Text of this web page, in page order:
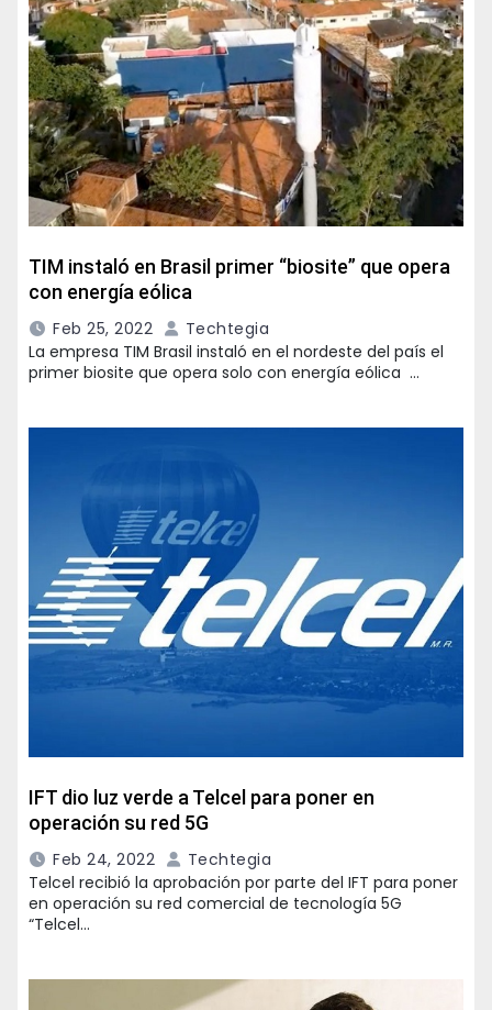
TIM instaló en Brasil primer “biosite” que opera
con energía eólica
Feb 25, 2022
Techtegia
La empresa TIM Brasil instaló en el nordeste del país el
primer biosite que opera solo con energía eólica …
IFT dio luz verde a Telcel para poner en
operación su red 5G
Feb 24, 2022
Techtegia
Telcel recibió la aprobación por parte del IFT para poner
en operación su red comercial de tecnología 5G
“Telcel…